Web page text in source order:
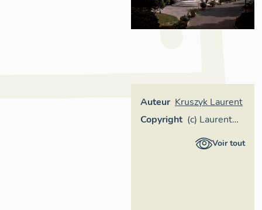
Auteur Kruszyk Laurent
Copyright (c) Laurent
Kruszyk,Voir tout